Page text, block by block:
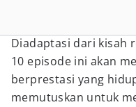
Diadaptasi dari kisah
10 episode ini akan
berprestasi yang
memutuskan untuk